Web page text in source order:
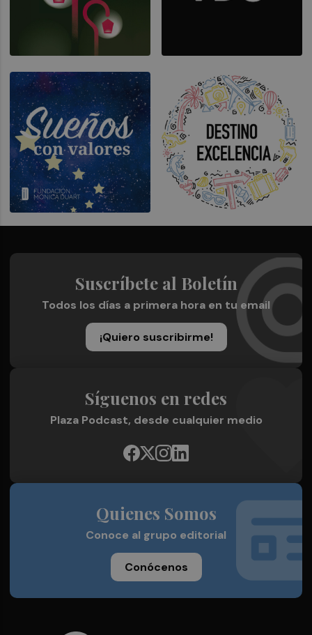
Suscríbete al Boletín
Todos los días a primera hora en tu email
¡Quiero suscribirme!
Síguenos en redes
Plaza Podcast, desde cualquier medio
Quienes Somos
Conoce al grupo editorial
Conócenos